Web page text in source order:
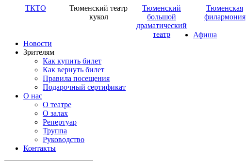
ТКТО
Тюменский театр
кукол
Тюменский
большой
драматический
театр
Тюменская
филармония
Афиша
Новости
Зрителям
Как купить билет
Как вернуть билет
Правила посещения
Подарочный сертификат
О нас
О театре
О залах
Репертуар
Труппа
Руководство
Контакты